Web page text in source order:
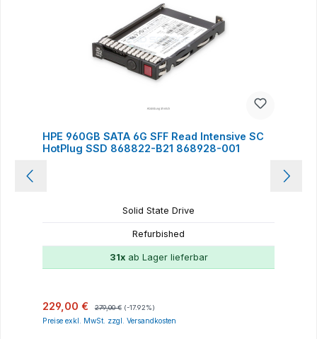
HPE 960GB SATA 6G SFF Read Intensive SC
HotPlug SSD 868822-B21 868928-001
Solid State Drive
Refurbished
31xab Lager lieferbar
Verkaufspreis:
229,00 € 279,00 € (-17.92%)
Preise exkl. MwSt. zzgl. Versandkosten